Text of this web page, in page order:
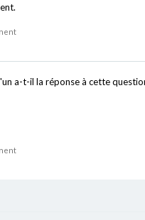
a-t-il la réponse à cette